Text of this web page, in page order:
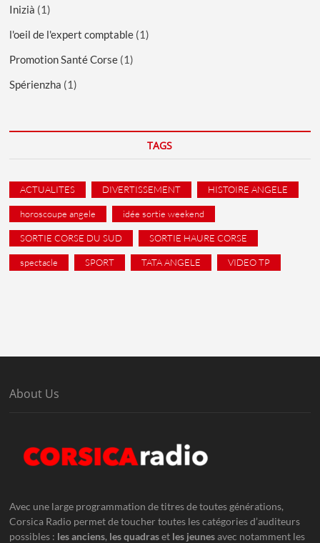
Inizià (1)
l'oeil de l'expert comptable (1)
Promotion Santé Corse (1)
Spérienzha (1)
TAGS
ACTUALITES DIVERTISSEMENT HISTOIRE ANGELE
horoscoupe angele idée sortie weekend
SORTIE CORSE DU SUD SORTIE HAURE CORSE
spectacle SPORT TATA ANGELE VIDEO TP
About Us
Avec une large programmation de titres de toutes générations,
Corsica Radio permet de toucher toutes les catégories d’auditeurs
possibles : les anciens, les quadraset les jeunesavec notamment les